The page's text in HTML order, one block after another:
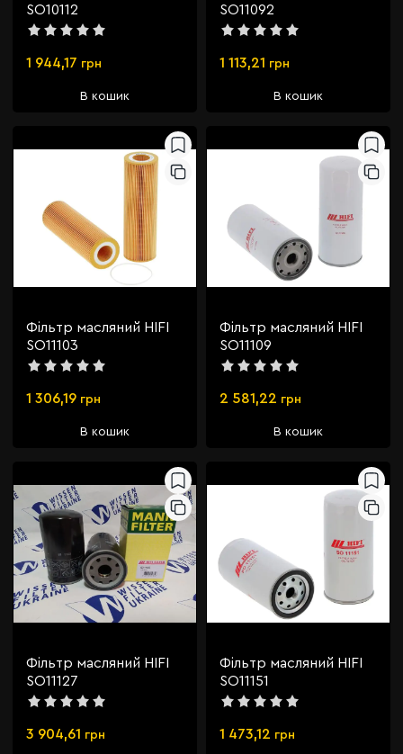
SO10112
1 944,17 грн
В кошик
SO11092
1 113,21 грн
В кошик
Фільтр масляний HIFI
SO11103
1 306,19 грн
В кошик
Фільтр масляний HIFI
SO11109
2 581,22 грн
В кошик
Фільтр масляний HIFI
SO11127
3 904,61 грн
Фільтр масляний HIFI
SO11151
1 473,12 грн